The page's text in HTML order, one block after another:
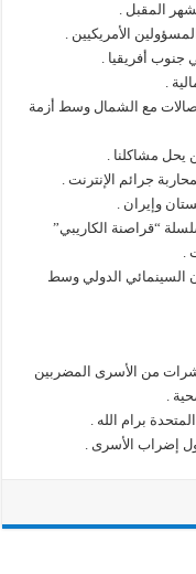
المقبل .
الأمريكيين .
.
مع الشمال وسط أزمة
يحل مشاكلنا .
جرائم الإنترنت .
وإيران .
“قراصنة الكاريبي”
.
70 من مهرجان كان السينمائي الدولي وسط
من الأسرى المضربين
.
برام الله .
إضراب الأسرى .